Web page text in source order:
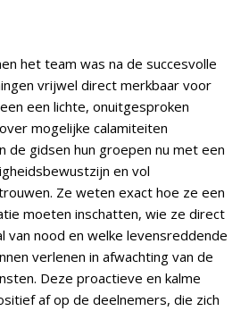
het team was na de succesvolle
vrijwel direct merkbaar voor
een lichte, onuitgesproken
mogelijke calamiteiten
de gidsen hun groepen nu met een
en vol
Ze weten exact hoe ze een
moeten inschatten, wie ze direct
van nood en welke levensreddende
verlenen in afwachting van de
Deze proactieve en kalme
af op de deelnemers, die zich